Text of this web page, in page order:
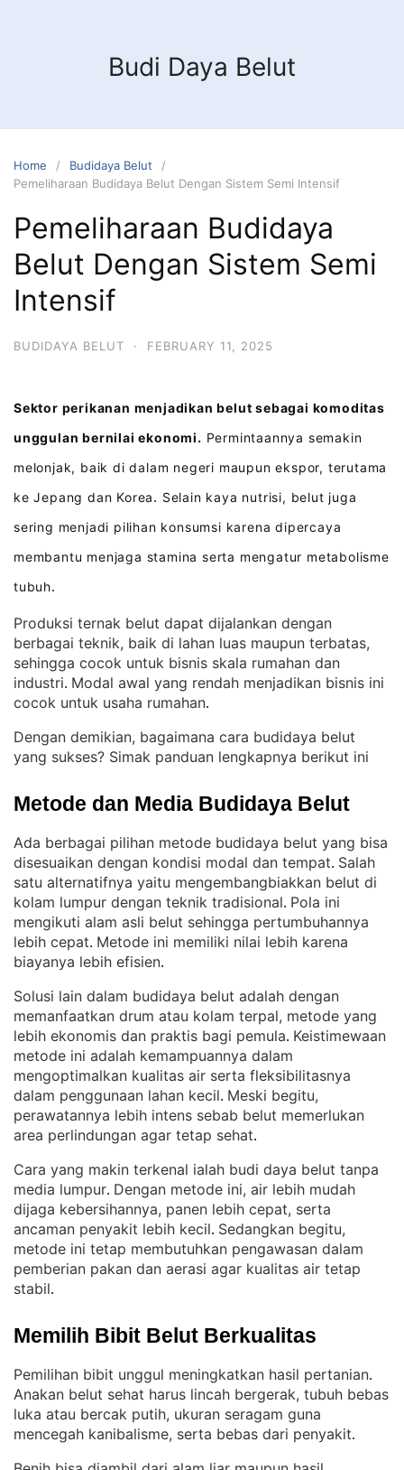
Budi Daya Belut
Home
Budidaya Belut
Pemeliharaan Budidaya Belut Dengan Sistem Semi Intensif
Pemeliharaan Budidaya
Belut Dengan Sistem Semi
Intensif
BUDIDAYA BELUT · FEBRUARY 11, 2025
Sektor perikanan menjadikan belut sebagai komoditas
unggulan bernilai ekonomi. Permintaannya semakin
melonjak, baik di dalam negeri maupun ekspor, terutama
ke Jepang dan Korea. Selain kaya nutrisi, belut juga
sering menjadi pilihan konsumsi karena dipercaya
membantu menjaga stamina serta mengatur metabolisme
tubuh.
Produksi ternak belut dapat dijalankan dengan
berbagai teknik, baik di lahan luas maupun terbatas,
sehingga cocok untuk bisnis skala rumahan dan
industri. Modal awal yang rendah menjadikan bisnis ini
cocok untuk usaha rumahan.
Dengan demikian, bagaimana cara budidaya belut
yang sukses? Simak panduan lengkapnya berikut ini
Metode dan Media Budidaya Belut
Ada berbagai pilihan metode budidaya belut yang bisa
disesuaikan dengan kondisi modal dan tempat. Salah
satu alternatifnya yaitu mengembangbiakkan belut di
kolam lumpur dengan teknik tradisional. Pola ini
mengikuti alam asli belut sehingga pertumbuhannya
lebih cepat. Metode ini memiliki nilai lebih karena
biayanya lebih efisien.
Solusi lain dalam budidaya belut adalah dengan
memanfaatkan drum atau kolam terpal, metode yang
lebih ekonomis dan praktis bagi pemula. Keistimewaan
metode ini adalah kemampuannya dalam
mengoptimalkan kualitas air serta fleksibilitasnya
dalam penggunaan lahan kecil. Meski begitu,
perawatannya lebih intens sebab belut memerlukan
area perlindungan agar tetap sehat.
Cara yang makin terkenal ialah budi daya belut tanpa
media lumpur. Dengan metode ini, air lebih mudah
dijaga kebersihannya, panen lebih cepat, serta
ancaman penyakit lebih kecil. Sedangkan begitu,
metode ini tetap membutuhkan pengawasan dalam
pemberian pakan dan aerasi agar kualitas air tetap
stabil.
Memilih Bibit Belut Berkualitas
Pemilihan bibit unggul meningkatkan hasil pertanian
Anakan belut sehat harus lincah bergerak, tubuh bebas
luka atau bercak putih, ukuran seragam guna
mencegah kanibalisme, serta bebas dari penyakit.